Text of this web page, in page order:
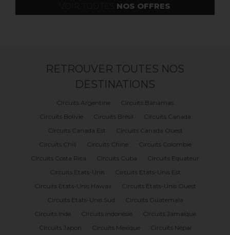
NOS OFFRES
RETROUVER TOUTES NOS
DESTINATIONS
Circuits Argentine
Circuits Bahamas
Circuits Bolivie
Circuits Brésil
Circuits Canada
Circuits Canada Est
Circuits Canada Ouest
Circuits Chili
Circuits Chine
Circuits Colombie
Circuits Costa Rica
Circuits Cuba
Circuits Equateur
Circuits Etats-Unis
Circuits Etats-Unis Est
Circuits Etats-Unis Hawaii
Circuits Etats-Unis Ouest
Circuits Etats-Unis Sud
Circuits Guatemala
Circuits Inde
Circuits Indonésie
Circuits Jamaïque
Circuits Japon
Circuits Mexique
Circuits Népal